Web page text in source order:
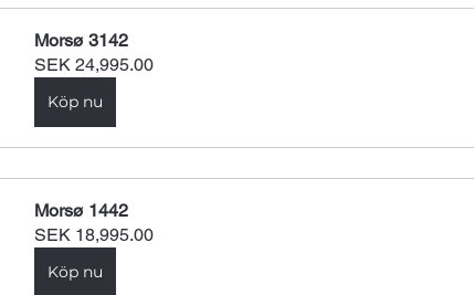
Morsø 3142
SEK 24,995.00
Köp nu
Morsø 1442
SEK 18,995.00
Köp nu